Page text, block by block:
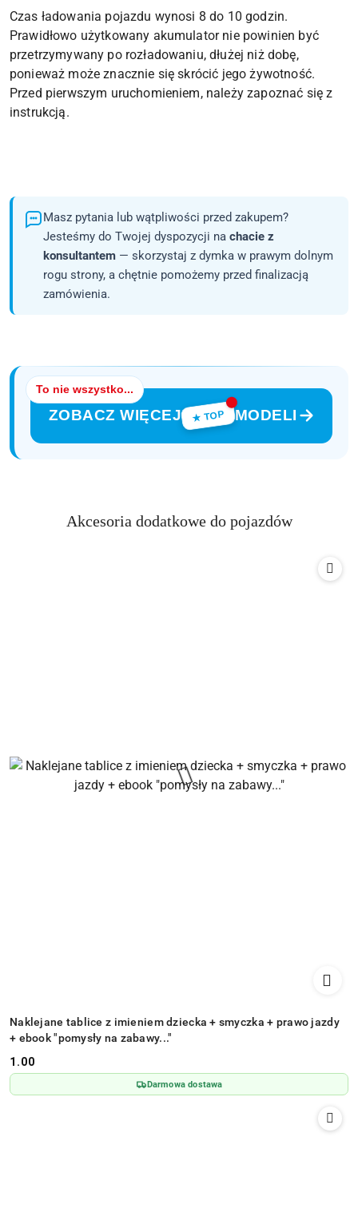
Czas ładowania pojazdu wynosi 8 do 10 godzin.
Prawidłowo użytkowany akumulator nie powinien być
przetrzymywany po rozładowaniu, dłużej niż dobę,
ponieważ może znacznie się skrócić jego żywotność.
Przed pierwszym uruchomieniem, należy zapoznać się z
instrukcją.
Masz pytania lub wątpliwości przed zakupem?
Jesteśmy do Twojej dyspozycji na chacie z
konsultantem — skorzystaj z dymka w prawym dolnym
rogu strony, a chętnie pomożemy przed finalizacją
zamówienia.
To nie wszystko...
ZOBACZ WIĘCEJ ★ TOP MODELI
Pomiń karuzelę produktów
Produkty
Akcesoria dodatkowe do pojazdów
Naklejane tablice z imieniem dziecka + smyczka + prawo jazdy
+ ebook "pomysły na zabawy..."
Cena:
1.00
Darmowa dostawa